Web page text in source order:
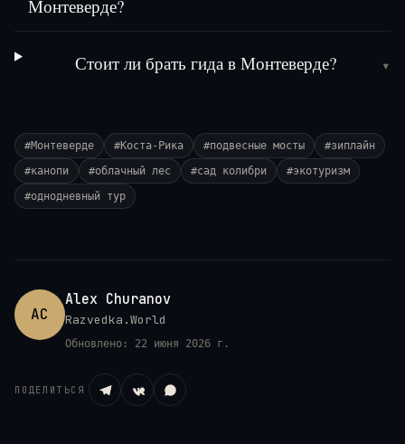
Монтеверде?
Стоит ли брать гида в Монтеверде? ▾
#Монтеверде #Коста-Рика #подвесные мосты #зиплайн
#канопи #облачный лес #сад колибри #экотуризм
#однодневный тур
AC
Alex Churanov
Razvedka.World
Обновлено: 22 июня 2026 г.
ПОДЕЛИТЬСЯ